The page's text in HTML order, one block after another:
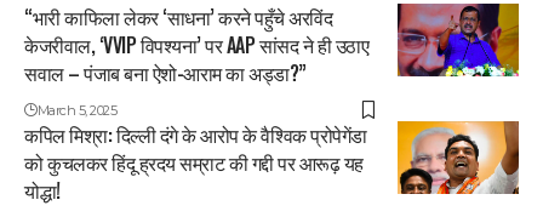
“भारी काफिला लेकर ‘साधना’ करने पहुँचे अरविंद
केजरीवाल, ‘VVIP विपश्यना’ पर AAP सांसद ने ही उठाए
सवाल – पंजाब बना ऐशो-आराम का अड्डा?”
March 5, 2025
कपिल मिश्रा: दिल्ली दंगे के आरोप के वैश्विक प्रोपेगेंडा
को कुचलकर हिंदू ह्रदय सम्राट की गद्दी पर आरूढ़ यह
योद्धा!